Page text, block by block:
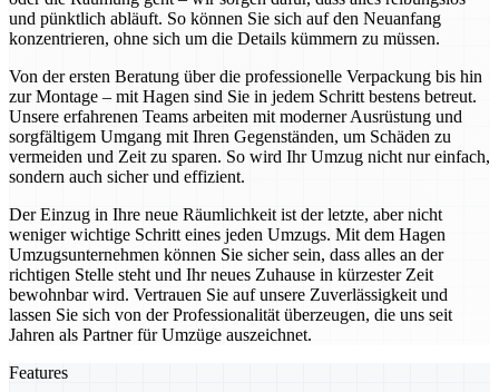
und pünktlich abläuft. So können Sie sich auf den Neuanfang
konzentrieren, ohne sich um die Details kümmern zu müssen.
Von der ersten Beratung über die professionelle Verpackung bis hin
zur Montage – mit Hagen sind Sie in jedem Schritt bestens betreut.
Unsere erfahrenen Teams arbeiten mit moderner Ausrüstung und
sorgfältigem Umgang mit Ihren Gegenständen, um Schäden zu
vermeiden und Zeit zu sparen. So wird Ihr Umzug nicht nur einfach,
sondern auch sicher und effizient.
Der Einzug in Ihre neue Räumlichkeit ist der letzte, aber nicht
weniger wichtige Schritt eines jeden Umzugs. Mit dem Hagen
Umzugsunternehmen können Sie sicher sein, dass alles an der
richtigen Stelle steht und Ihr neues Zuhause in kürzester Zeit
bewohnbar wird. Vertrauen Sie auf unsere Zuverlässigkeit und
lassen Sie sich von der Professionalität überzeugen, die uns seit
Jahren als Partner für Umzüge auszeichnet.
Features